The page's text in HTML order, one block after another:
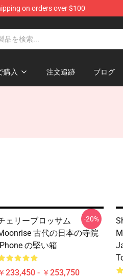
on orders over $100
購入 注文追跡 ブログ
ェリーブロッサム
古代の日本の寺院
の堅い箱
￥233,450 - ￥253,750
-20%